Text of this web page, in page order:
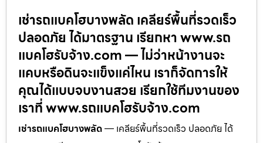
เช่ารถแบคโฮบางพลัด เคลียร์พื้นที่รวดเร็ว
ปลอดภัย ได้มาตรฐาน เรียกหา www.รถ
แบคโฮรับจ้าง.com — ไม่ว่าหน้างานจะ
แคบหรือดินจะแข็งแค่ไหน เราก็จัดการให้
คุณได้แบบจบงานสวย เรียกใช้ทีมงานของ
เราที่ www.รถแบคโฮรับจ้าง.com
เช่ารถแบคโฮบางพลัด— เคลียร์พื้นที่รวดเร็ว ปลอดภัย ได้